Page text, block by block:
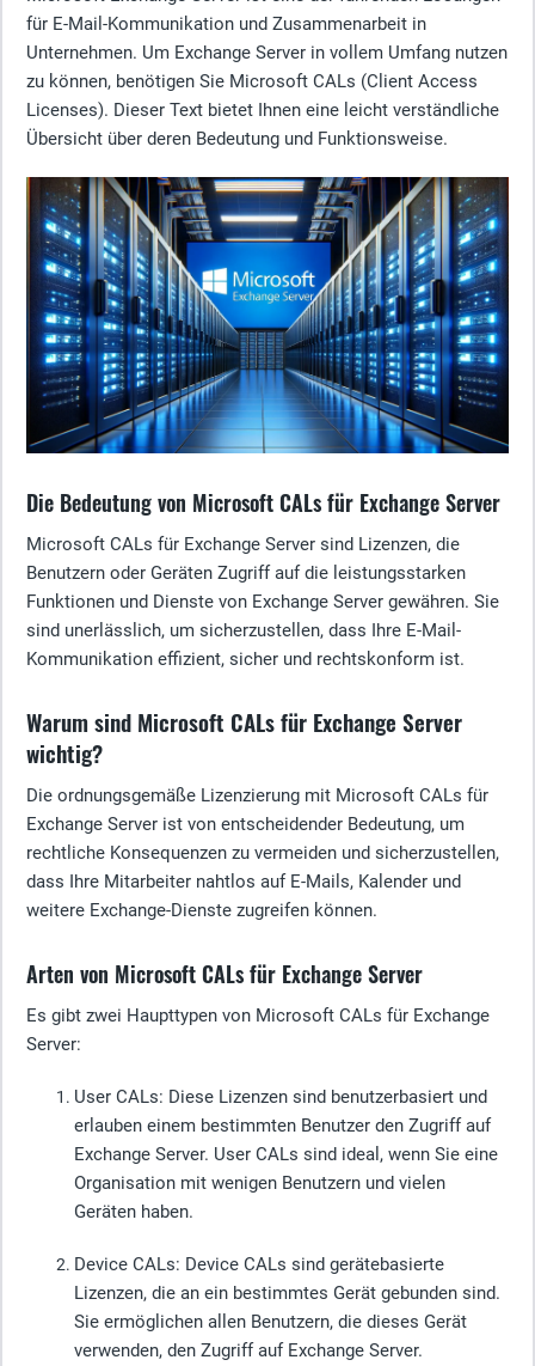
für E-Mail-Kommunikation und Zusammenarbeit in
Unternehmen. Um Exchange Server in vollem Umfang nutzen
zu können, benötigen Sie Microsoft CALs (Client Access
Licenses). Dieser Text bietet Ihnen eine leicht verständliche
Übersicht über deren Bedeutung und Funktionsweise.
Die Bedeutung von Microsoft CALs für Exchange Server
Microsoft CALs für Exchange Server sind Lizenzen, die
Benutzern oder Geräten Zugriff auf die leistungsstarken
Funktionen und Dienste von Exchange Server gewähren. Sie
sind unerlässlich, um sicherzustellen, dass Ihre E-Mail-
Kommunikation effizient, sicher und rechtskonform ist.
Warum sind Microsoft CALs für Exchange Server
wichtig?
Die ordnungsgemäße Lizenzierung mit Microsoft CALs für
Exchange Server ist von entscheidender Bedeutung, um
rechtliche Konsequenzen zu vermeiden und sicherzustellen,
dass Ihre Mitarbeiter nahtlos auf E-Mails, Kalender und
weitere Exchange-Dienste zugreifen können.
Arten von Microsoft CALs für Exchange Server
Es gibt zwei Haupttypen von Microsoft CALs für Exchange
Server:
User CALs: Diese Lizenzen sind benutzerbasiert und
erlauben einem bestimmten Benutzer den Zugriff auf
Exchange Server. User CALs sind ideal, wenn Sie eine
Organisation mit wenigen Benutzern und vielen
Geräten haben.
Device CALs: Device CALs sind gerätebasierte
Lizenzen, die an ein bestimmtes Gerät gebunden sind.
Sie ermöglichen allen Benutzern, die dieses Gerät
verwenden, den Zugriff auf Exchange Server.